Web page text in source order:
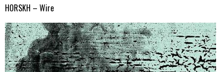
HORSKH – Wire